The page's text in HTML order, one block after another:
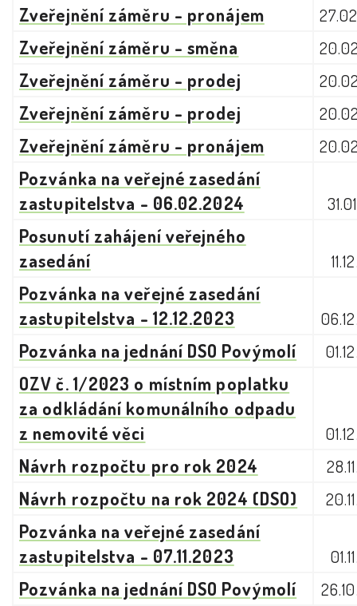
Zveřejnění záměru - pronájem
Zveřejnění záměru - směna
Zveřejnění záměru - prodej
Zveřejnění záměru - prodej
Zveřejnění záměru - pronájem
Pozvánka na veřejné zasedání
zastupitelstva - 06.02.2024
Posunutí zahájení veřejného
zasedání
Pozvánka na veřejné zasedání
zastupitelstva - 12.12.2023
Pozvánka na jednání DSO Povýmolí
OZV č. 1/2023 o místním poplatku
za odkládání komunálního odpadu
z nemovité věci
Návrh rozpočtu pro rok 2024
Návrh rozpočtu na rok 2024 (DSO)
Pozvánka na veřejné zasedání
zastupitelstva - 07.11.2023
Pozvánka na jednání DSO Povýmolí